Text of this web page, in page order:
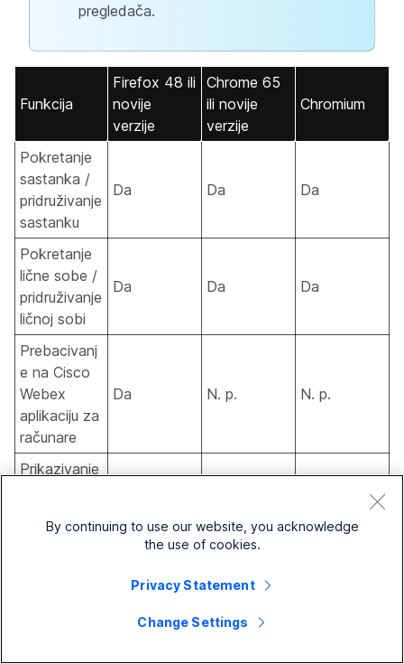
pregledača.
Funkcija
Firefox 48 ili
novije
verzije
Chrome 65
ili novije
verzije
Chromium
Pokretanje
sastanka /
pridruživanje
sastanku
Da Da Da
Pokretanje
lične sobe /
pridruživanje
ličnoj sobi
Da Da Da
Prebacivanj
e na Cisco
Webex
aplikaciju za
računare
Da N. p. N. p.
Prikazivanje
aplikacija ili
By continuing to use our website, you acknowledge
the use of cookies.
Privacy Statement
Change Settings